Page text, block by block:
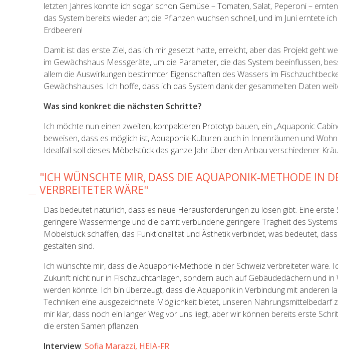
letzten Jahres konnte ich sogar schon Gemüse – Tomaten, Salat, Peperoni –
das System bereits wieder an; die Pflanzen wuchsen schnell, und im Juni erntete
Erdbeeren!
Damit ist das erste Ziel, das ich mir gesetzt hatte, erreicht, aber das Projekt geht
im Gewächshaus Messgeräte, um die Parameter, die das System beeinflussen,
allem die Auswirkungen bestimmter Eigenschaften des Wassers im
Gewächshauses. Ich hoffe, dass ich das System dank der gesammelten Daten
Was sind konkret die nächsten Schritte?
Ich möchte nun einen zweiten, kompakteren Prototyp bauen, ein „Aquaponic
beweisen, dass es möglich ist, Aquaponik-Kulturen auch in Innenräumen und
Idealfall soll dieses Möbelstück das ganze Jahr über den Anbau verschiedener
"ICH WÜNSCHTE MIR, DASS DIE AQUAPONIK-METHODE IN
VERBREITETER WÄRE"
Das bedeutet natürlich, dass es neue Herausforderungen zu lösen gibt. Eine erste
geringere Wassermenge und die damit verbundene geringere Trägheit des
Möbelstück schaffen, das Funktionalität und Ästhetik verbindet, was bedeutet,
gestalten sind.
Ich wünschte mir, dass die Aquaponik-Methode in der Schweiz verbreiteter wäre.
Zukunft nicht nur in Fischzuchtanlagen, sondern auch auf Gebäudedächern und
werden könnte. Ich bin überzeugt, dass die Aquaponik in Verbindung mit anderen
Techniken eine ausgezeichnete Möglichkeit bietet, unseren Nahrungsmittelbedarf
mir klar, dass noch ein langer Weg vor uns liegt, aber wir können bereits erste
die ersten Samen pflanzen.
Interview: Sofia Marazzi, HEIA-FR